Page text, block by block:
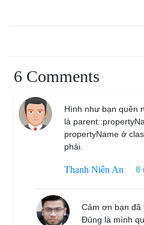
6 Comments
Hình như bạn quên
là
propertyName ở
phải.
Thanh Niên An 8
Cảm ơn bạn đã
Đúng là mình